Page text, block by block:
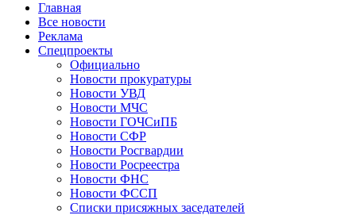
Главная
Все новости
Реклама
Спецпроекты
Официально
Новости прокуратуры
Новости УВД
Новости МЧС
Новости ГОЧСиПБ
Новости СФР
Новости Росгвардии
Новости Росреестра
Новости ФНС
Новости ФССП
Списки присяжных заседателей